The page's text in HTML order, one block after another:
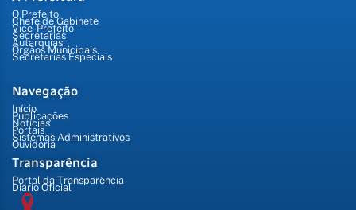
O Prefeito
Chefe de Gabinete
Vice-Prefeito
Secretarias
Autarquias
Órgãos Municipais
Secretarias Especiais
Navegação
Início
Publicações
Notícias
Portais
Sistemas Administrativos
Ouvidoria
Transparência
Portal da Transparência
Diário Oficial